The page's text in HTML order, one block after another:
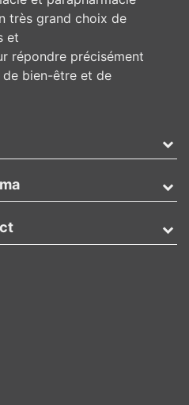
très grand choix de
et
répondre précisément
bien-être et de